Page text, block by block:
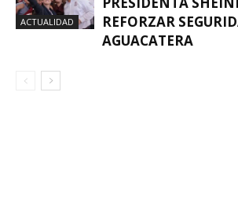
ACTUALIDAD
REFORZAR
AGUACATERA